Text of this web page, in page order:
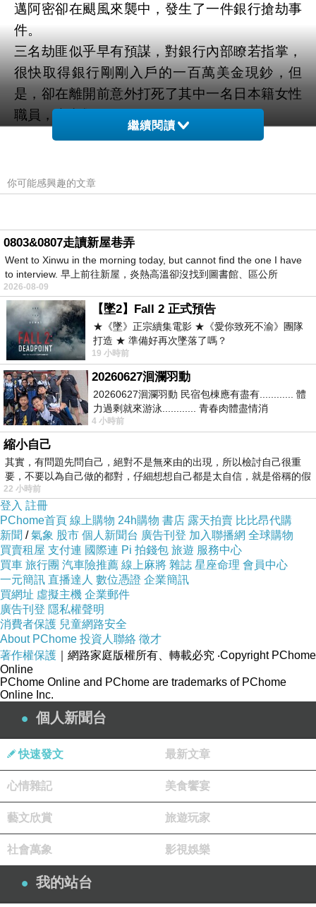
邁阿密卻在颶風來襲中，發生了一件銀行搶劫事
件。
三名劫匪似乎早有預謀，對銀行內部瞭若指掌，
很快取得銀行剛剛入戶的一百萬美金現鈔，但
是，卻在離開前意外打死了其中一名日本籍女性
職員，大出類子。
十年後。日本清澄新住宅區裡，中河太太帶
區，卻在鄰居的兩個家庭無故相繼失蹤後，陷入
了無比的驚恐和疑慮中，為了探尋好友的下落，
和大出類子似乎有著為人所不知的關係，而更令
她驚訝的是，她自己的丈夫可能也是大出的舊戀
人。
〔句子摘錄〕人最好不要期望去改變別人。
人類的內心真是世上最神秘不過的東西。
〔讀後感想〕一對夫妻對彼此過去的人生又相知
幾許呢？十年前，異國命案的死者－大出類子，
竟是丈夫的昔日戀人，命案到底是意外或預謀，
背後動機又是什麼？這其中又牽涉著多少人的命
運，破壞了多少個家庭，一步錯、步步錯，一時
的貪念走上了歹路卻也毀了自己的人生、家庭，
孩子是無辜的，一開始就能預測出兇手，隨著背
後動機的顯露，大人在報復時，有無替其家庭、
孩子想過？故事中講述土地、法拍屋、泡沫經
濟．．．等專業知識，有點過於冗長，致使小說
情節過於緩慢。
2006/9/21
上一篇： 白玫瑰１９４３／英格．蕭爾
繼續閱讀
你可能感興趣的文章
0803&0807走讀新屋巷弄
Went to Xinwu in the morning today, but cannot find the one I have
to interview. 早上前往新屋，炎熱高溫卻沒找到圖書館、區公所
2026-08-09
【墜2】Fall 2 正式預告
★《墜》正宗續集電影 ★《愛你致死不渝》團隊
打造 ★ 準備好再次墜落了嗎？
19 小時前
20260627洄瀾羽動
20260627洄瀾羽動 民宿包棟應有盡有............ 體
力過剩就來游泳............ 青春肉體盡情消
磨............ 晚餐不必
4 小時前
縮小自己
其實，有問題先問自己，絕對不是無來由的出現，所以檢討自己很重
要，不要以為自己做的都對，仔細想想自己都是太自信，就是俗稱的假
22 小時前
登入 註冊
PChome首頁 線上購物 24h購物 書店 露天拍賣 比比昂代購
新聞 /氣象 股市 個人新聞台 廣告刊登 加入聯播網 全球購物
買賣租屋 支付連 國際連 Pi 拍錢包 旅遊 服務中心
買車 旅行團 汽車險推薦 線上麻將 雜誌 星座命理 會員中心
一元簡訊 直播達人 數位憑證 企業簡訊
買網址 虛擬主機 企業郵件
廣告刊登 隱私權聲明
消費者保護 兒童網路安全
About PChome 投資人聯絡 徵才
著作權保護 ｜網路家庭版權所有、轉載必究 ‧Copyright PChome
Online
PChome Online and PChome are trademarks of PChome
Online Inc.
個人新聞台
快速發文 最新文章
心情雜記 美食饗宴
藝文欣賞 旅遊玩家
社會萬象 影視娛樂
我的站台